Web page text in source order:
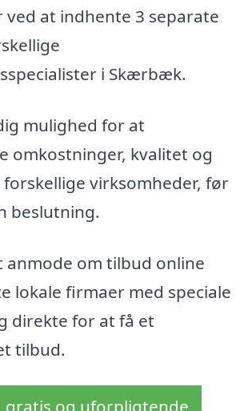
ved at indhente 3 separate
i Skærbæk.
mulighed for at
omkostninger, kvalitet og
virksomheder, før
beslutning.
anmode om tilbud online
lokale firmaer med speciale
direkte for at få et
tilbud.